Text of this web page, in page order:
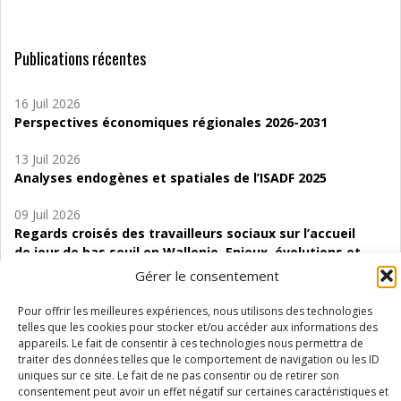
Gérer le consentement
Pour offrir les meilleures expériences, nous utilisons des technologies
telles que les cookies pour stocker et/ou accéder aux informations des
appareils. Le fait de consentir à ces technologies nous permettra de
traiter des données telles que le comportement de navigation ou les ID
uniques sur ce site. Le fait de ne pas consentir ou de retirer son
consentement peut avoir un effet négatif sur certaines caractéristiques et
Publications récentes
16 Juil 2026
Perspectives économiques régionales 2026-2031
13 Juil 2026
Analyses endogènes et spatiales de l’ISADF 2025
09 Juil 2026
Regards croisés des travailleurs sociaux sur l’accueil
de jour de bas seuil en Wallonie. Enjeux, évolutions et
06 Juil 2026
Étude d’évaluabilité des Structures
d’accompagnement à l’autocréation d’emploi (SAACE)
01 Juil 2026